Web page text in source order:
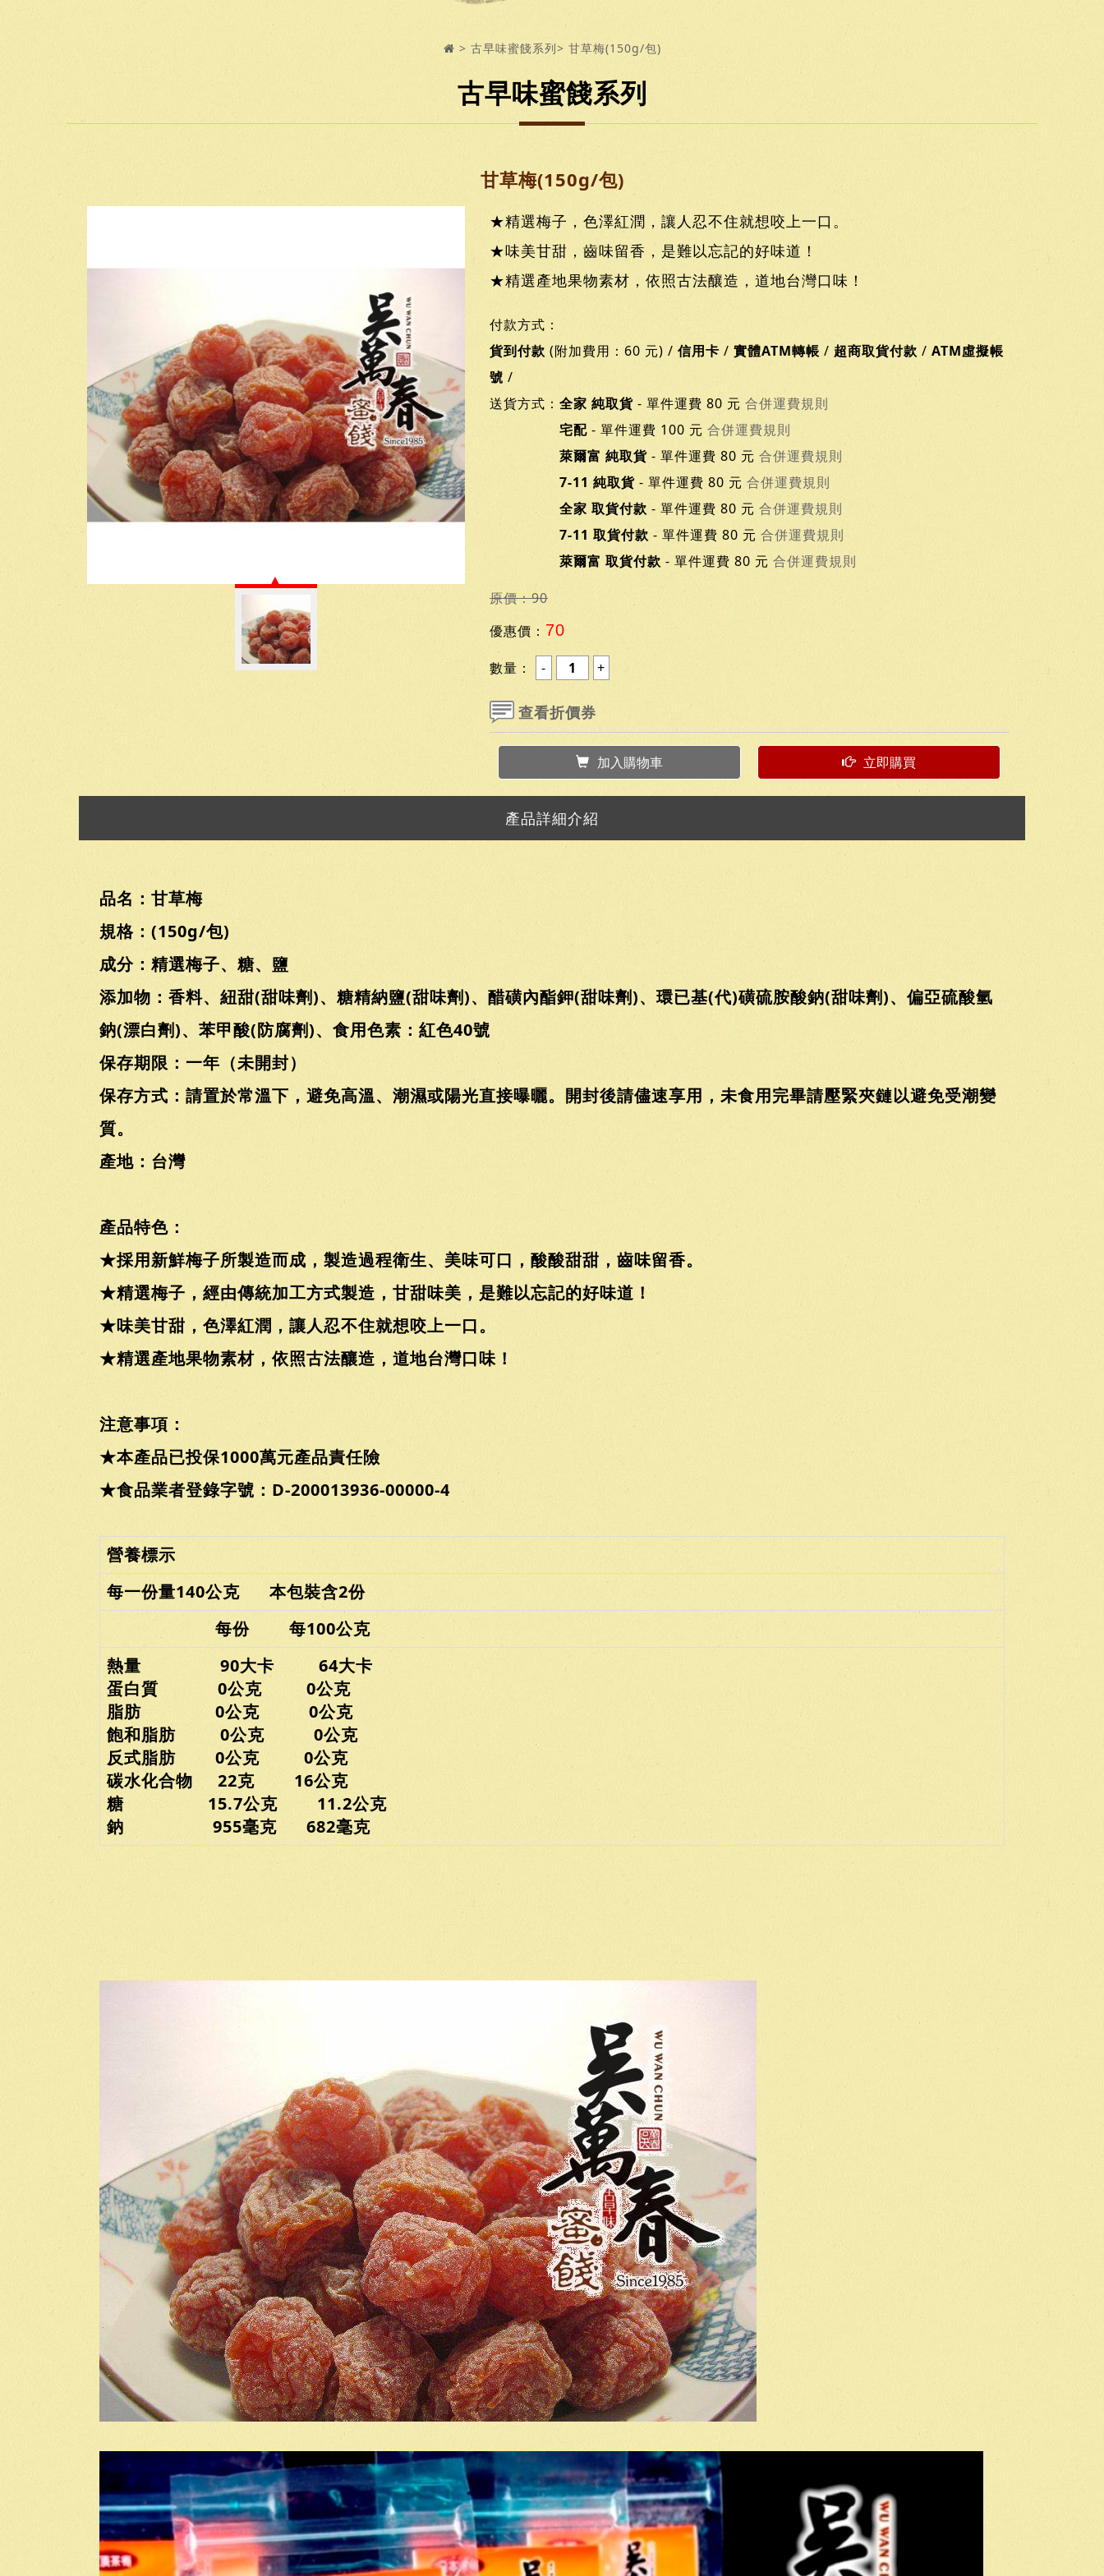
古早味蜜餞系列 甘草梅(150g/包)
古早味蜜餞系列
甘草梅(150g/包)
★精選梅子，色澤紅潤，讓人忍不住就想咬上一口。
★味美甘甜，齒味留香，是難以忘記的好味道！
★精選產地果物素材，依照古法釀造，道地台灣口味！
付款方式：
貨到付款 (附加費用：60 元) / 信用卡 / 實體ATM轉帳 / 超商取貨付款 / ATM虛擬帳
號 /
送貨方式： 全家 純取貨- 單件運費 80 元 合併運費規則
宅配- 單件運費 100 元 合併運費規則
萊爾富 純取貨- 單件運費 80 元 合併運費規則
7-11 純取貨- 單件運費 80 元 合併運費規則
全家 取貨付款 - 單件運費 80 元 合併運費規則
7-11 取貨付款 - 單件運費 80 元 合併運費規則
萊爾富 取貨付款 - 單件運費 80 元 合併運費規則
原價：90
優惠價： 70
數量：
查看折價券
加入購物車 立即購買
產品詳細介紹
品名：甘草梅
規格：(150g/包)
成分：精選梅子、糖、鹽
添加物：香料、紐甜(甜味劑)、糖精納鹽(甜味劑)、醋磺內酯鉀(甜味劑)、環已基(代)磺硫胺酸鈉(甜味劑)、偏亞硫酸氫
鈉(漂白劑)、苯甲酸(防腐劑)、食用色素：紅色40號
保存期限：一年（未開封）
保存方式：請置於常溫下，避免高溫、潮濕或陽光直接曝曬。開封後請儘速享用，未食用完畢請壓緊夾鏈以避免受潮變
質。
產地：台灣
產品特色：
★採用新鮮梅子所製造而成，製造過程衛生、美味可口，酸酸甜甜，齒味留香。
★精選梅子，經由傳統加工方式製造，甘甜味美，是難以忘記的好味道！
★味美甘甜，色澤紅潤，讓人忍不住就想咬上一口。
★精選產地果物素材，依照古法釀造，道地台灣口味！
注意事項：
★本產品已投保1000萬元產品責任險
★食品業者登錄字號：D-200013936-00000-4
營養標示
每一份量140公克 本包裝含2份
每份 每100公克
熱量 90大卡 64大卡
蛋白質 0公克 0公克
脂肪 0公克 0公克
飽和脂肪 0公克 0公克
反式脂肪 0公克 0公克
碳水化合物 22克 16公克
糖 15.7公克 11.2公克
鈉 955毫克 682毫克